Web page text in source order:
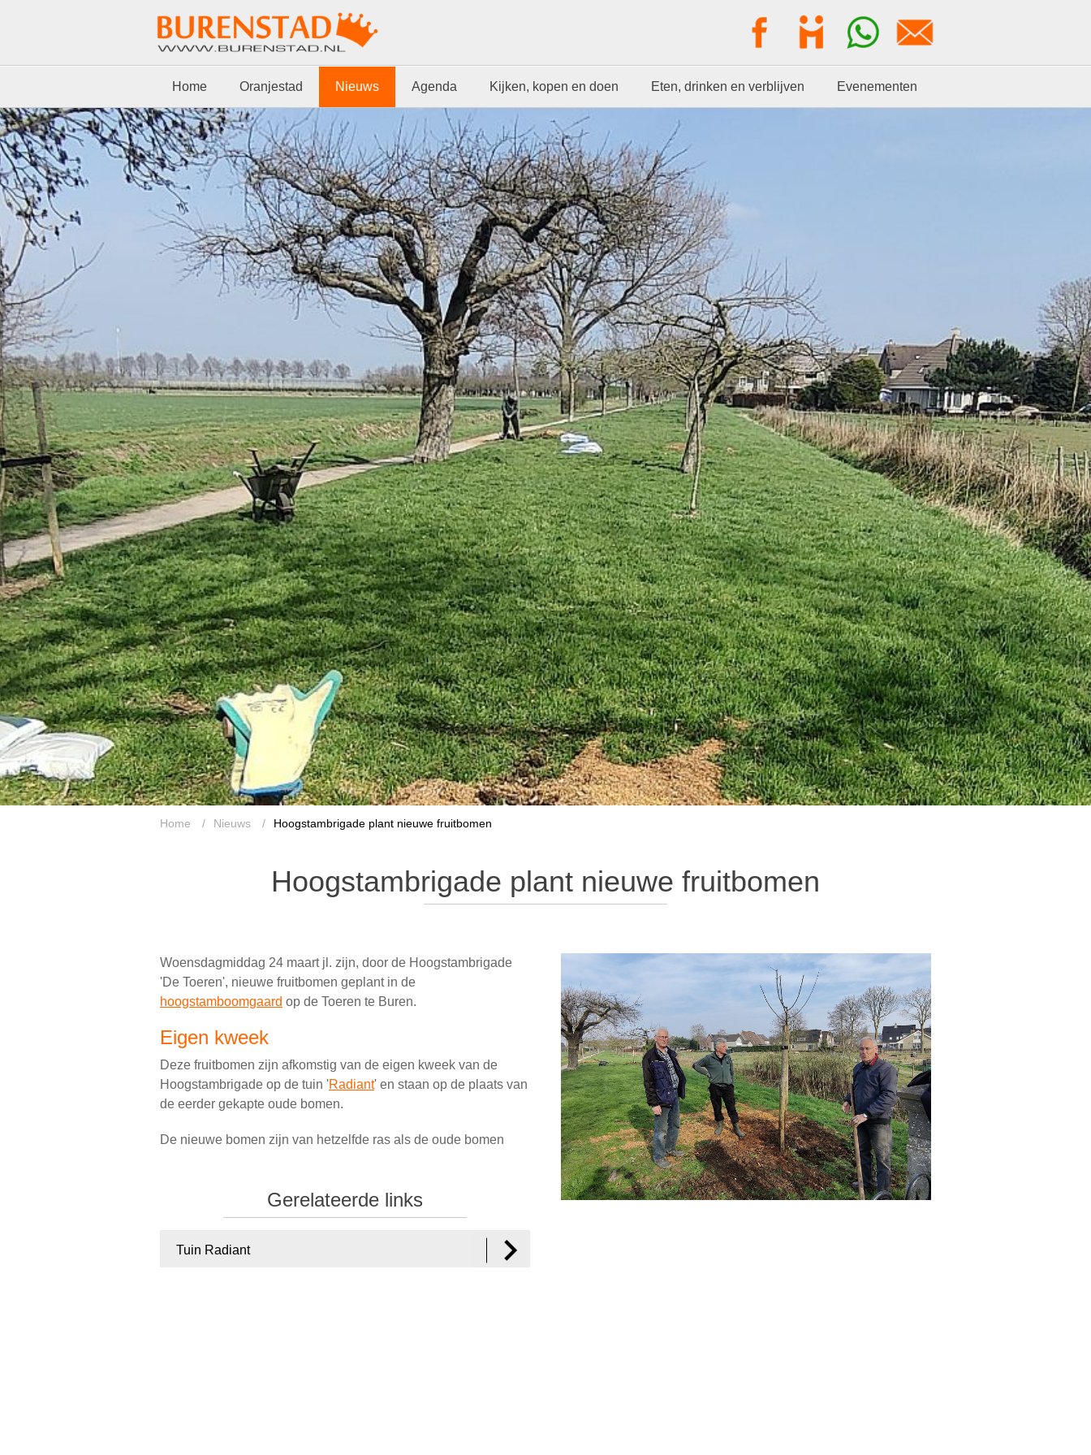
Home Oranjestad Nieuws Agenda Kijken, kopen en doen Eten, drinken en verblijven Evenementen
Home / Nieuws / Hoogstambrigade plant nieuwe fruitbomen
Hoogstambrigade plant nieuwe fruitbomen
Woensdagmiddag 24 maart jl. zijn, door de Hoogstambrigade
'De Toeren', nieuwe fruitbomen geplant in de
hoogstamboomgaard op de Toeren te Buren.
Eigen kweek
Deze fruitbomen zijn afkomstig van de eigen kweek van de
Hoogstambrigade op de tuin 'Radiant' en staan op de plaats van
de eerder gekapte oude bomen.
De nieuwe bomen zijn van hetzelfde ras als de oude bomen
Gerelateerde links
Tuin Radiant